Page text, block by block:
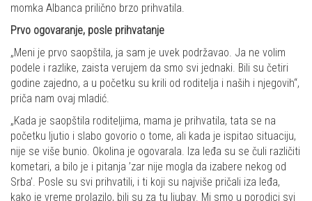
momka Albanca prilično brzo prihvatila.
Prvo ogovaranje, posle prihvatanje
„Meni je prvo saopštila, ja sam je uvek podržavao. Ja ne volim
podele i razlike, zaista verujem da smo svi jednaki. Bili su četiri
godine zajedno, a u početku su krili od roditelja i naših i njegovih“,
priča nam ovaj mladić.
„Kada je saopštila roditeljima, mama je prihvatila, tata se na
početku ljutio i slabo govorio o tome, ali kada je ispitao situaciju,
nije se više bunio. Okolina je ogovarala. Iza leđa su se čuli različiti
kometari, a bilo je i pitanja ’zar nije mogla da izabere nekog od
Srba’. Posle su svi prihvatili, i ti koji su najviše pričali iza leđa,
kako je vreme prolazilo, bili su za tu ljubav. Mi smo u porodici svi